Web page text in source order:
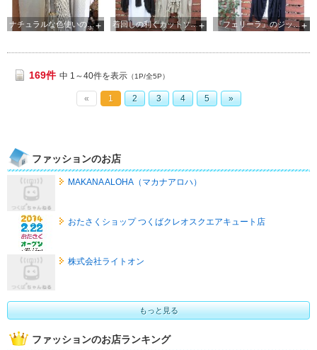
ナチュラルな色使いのジレは、夏ならインにTシャツを合わせても 着回しの利くカットソーやカーデは何枚も欲しいですね！ 『フェリーラ』のジッパー使いがお洒落なパーカー
169件 中 1～40件を表示 （1P/全5P）
« 1 2 3 4 5 »
ファッションのお店
MAKANA ALOHA（マカナアロハ）
おたさくショップ つくばクレオスクエアキュート店
株式会社ライトオン
もっと見る
ファッションのお店ランキング